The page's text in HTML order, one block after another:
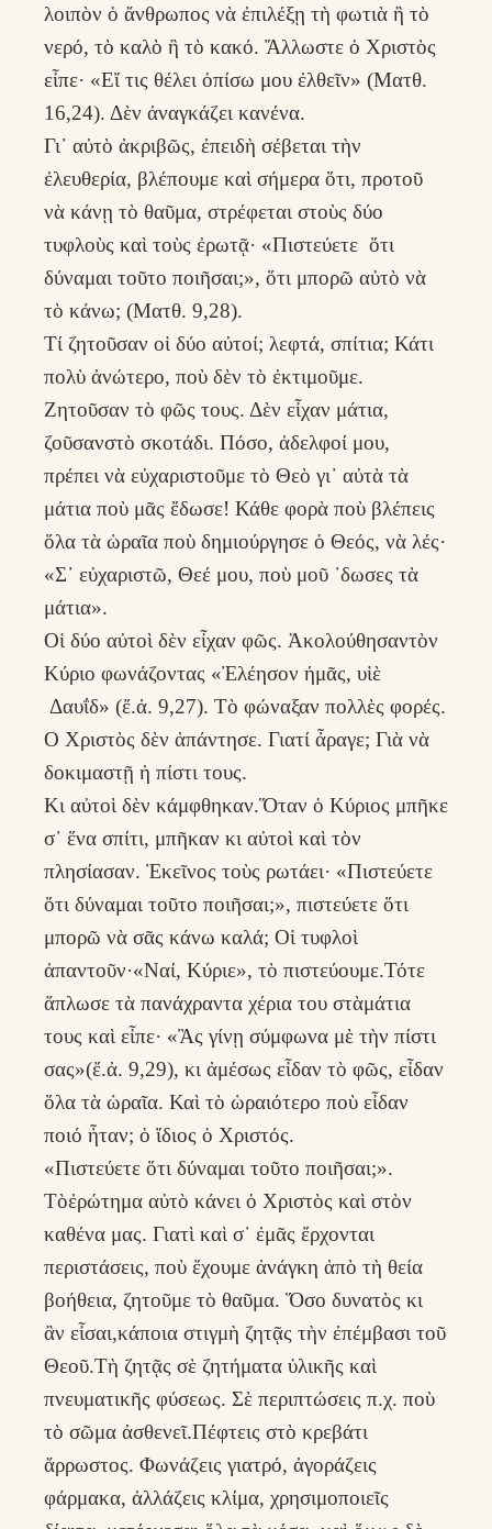
λοιπὸν ὁ ἄνθρωπος νὰ ἐπιλέξῃ τὴ φωτιὰ ἢ τὸ
νερό, τὸ καλὸ ἢ τὸ κακό. Ἄλλωστε ὁ Χριστὸς
εἶπε· «Εἴ τις θέλει ὀπίσω μου ἐλθεῖν» (Ματθ.
16,24). Δὲν ἀναγκάζει κανένα.
Γι᾽ αὐτὸ ἀκριβῶς, ἐπειδὴ σέβεται τὴν
ἐλευθερία, βλέπουμε καὶ σήμερα ὅτι, προτοῦ
νὰ κάνῃ τὸ θαῦμα, στρέφεται στοὺς δύο
τυφλοὺς καὶ τοὺς ἐρωτᾷ· «Πιστεύετε ὅτι
δύναμαι τοῦτο ποιῆσαι;», ὅτι μπορῶ αὐτὸ νὰ
τὸ κάνω; (Ματθ. 9,28).
Τί ζητοῦσαν οἱ δύο αὐτοί; λεφτά, σπίτια; Κάτι
πολὺ ἀνώτερο, ποὺ δὲν τὸ ἐκτιμοῦμε.
Ζητοῦσαν τὸ φῶς τους. Δὲν εἶχαν μάτια,
ζοῦσανστὸ σκοτάδι. Πόσο, ἀδελφοί μου,
πρέπει νὰ εὐχαριστοῦμε τὸ Θεὸ γι᾿ αὐτὰ τὰ
μάτια ποὺ μᾶς ἔδωσε! Κάθε φορὰ ποὺ βλέπεις
ὅλα τὰ ὡραῖα ποὺ δημιούργησε ὁ Θεός, νὰ λές·
«Σ᾿ εὐχαριστῶ, Θεέ μου, ποὺ μοῦ ᾿δωσες τὰ
μάτια».
Οἱ δύο αὐτοὶ δὲν εἶχαν φῶς. Ἀκολούθησαντὸν
Κύριο φωνάζοντας «Ἐλέησον ἡμᾶς, υἱὲ
Δαυΐδ» (ἔ.ἀ. 9,27). Τὸ φώναξαν πολλὲς φορές.
Ο Χριστὸς δὲν ἀπάντησε. Γιατί ἆραγε; Γιὰ νὰ
δοκιμαστῇ ἡ πίστι τους.
Κι αὐτοὶ δὲν κάμφθηκαν.Ὅταν ὁ Κύριος μπῆκε
σ᾽ ἕνα σπίτι, μπῆκαν κι αὐτοὶ καὶ τὸν
πλησίασαν. Ἐκεῖνος τοὺς ρωτάει· «Πιστεύετε
ὅτι δύναμαι τοῦτο ποιῆσαι;», πιστεύετε ὅτι
μπορῶ νὰ σᾶς κάνω καλά; Οἱ τυφλοὶ
ἀπαντοῦν·«Ναί, Κύριε», τὸ πιστεύουμε.Τότε
ἅπλωσε τὰ πανάχραντα χέρια του στὰμάτια
τους καὶ εἶπε· «Ἂς γίνῃ σύμφωνα μὲ τὴν πίστι
σας»(ἔ.ἀ. 9,29), κι ἀμέσως εἶδαν τὸ φῶς, εἶδαν
ὅλα τὰ ὡραῖα. Καὶ τὸ ὡραιότερο ποὺ εἶδαν
ποιό ἦταν; ὁ ἴδιος ὁ Χριστός.
«Πιστεύετε ὅτι δύναμαι τοῦτο ποιῆσαι;».
Τὸἐρώτημα αὐτὸ κάνει ὁ Χριστὸς καὶ στὸν
καθένα μας. Γιατὶ καὶ σ᾽ ἐμᾶς ἔρχονται
περιστάσεις, ποὺ ἔχουμε ἀνάγκη ἀπὸ τὴ θεία
βοήθεια, ζητοῦμε τὸ θαῦμα. Ὅσο δυνατὸς κι
ἂν εἶσαι,κάποια στιγμὴ ζητᾷς τὴν ἐπέμβασι τοῦ
Θεοῦ.Τὴ ζητᾷς σὲ ζητήματα ὑλικῆς καὶ
πνευματικῆς φύσεως. Σὲ περιπτώσεις π.χ. ποὺ
τὸ σῶμα ἀσθενεῖ.Πέφτεις στὸ κρεβάτι
ἄρρωστος. Φωνάζεις γιατρό, ἀγοράζεις
φάρμακα, ἀλλάζεις κλίμα, χρησιμοποιεῖς